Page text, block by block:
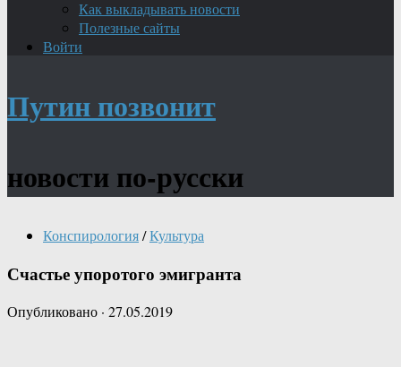
Как выкладывать новости
Полезные сайты
Войти
Путин позвонит
новости по-русски
Конспирология/Культура
Счастье упоротого эмигранта
Опубликовано · 27.05.2019